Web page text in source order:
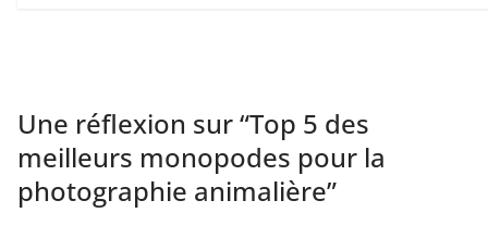
Une réflexion sur “Top 5 des
meilleurs monopodes pour la
photographie animalière”